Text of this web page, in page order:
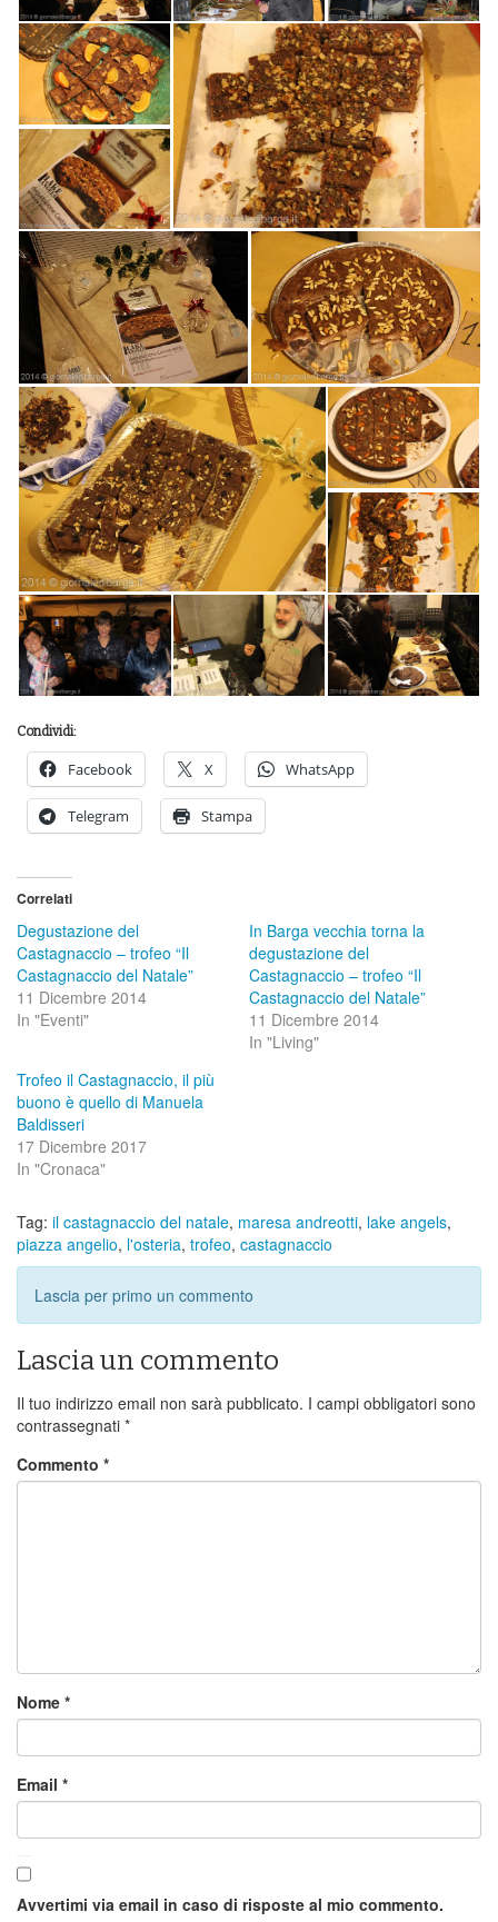
Condividi:
Facebook X WhatsApp
Telegram Stampa
Correlati
Degustazione del
Castagnaccio – trofeo “Il
Castagnaccio del Natale”
11 Dicembre 2014
In "Eventi"
In Barga vecchia torna la
degustazione del
Castagnaccio – trofeo “Il
Castagnaccio del Natale”
11 Dicembre 2014
In "Living"
Trofeo il Castagnaccio, il più
buono è quello di Manuela
Baldisseri
17 Dicembre 2017
In "Cronaca"
Tag: il castagnaccio del natale, maresa andreotti, lake angels,
piazza angelio, l'osteria, trofeo, castagnaccio
Lascia per primo un commento
Lascia un commento
Il tuo indirizzo email non sarà pubblicato. I campi obbligatori sono
contrassegnati *
Commento *
Nome *
Email *
Avvertimi via email in caso di risposte al mio commento.